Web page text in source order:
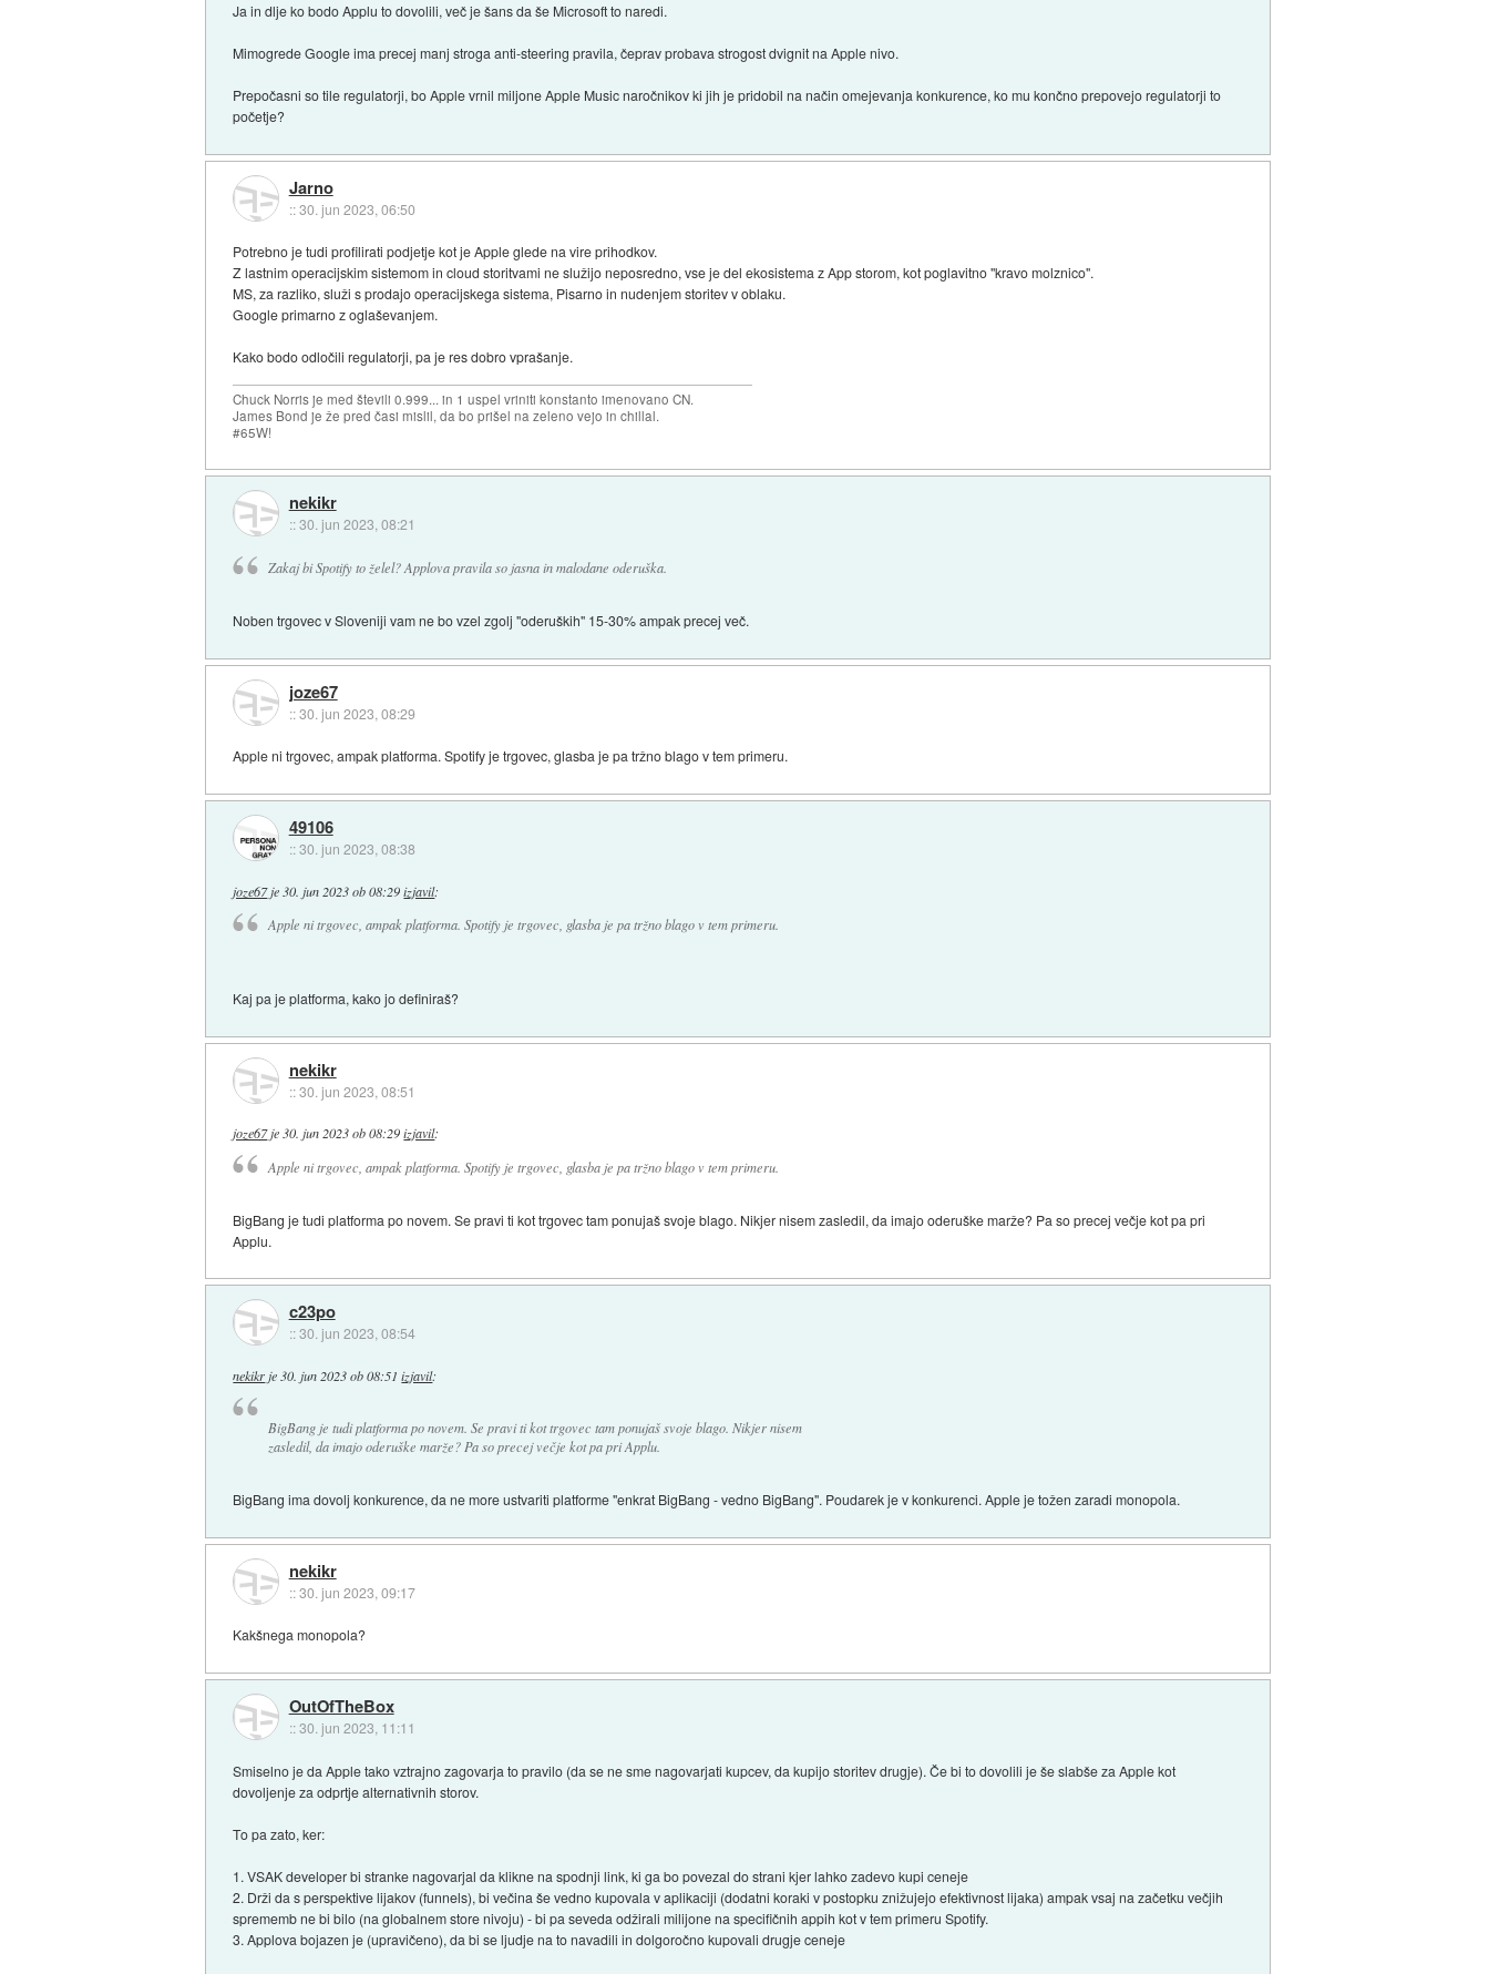
Ja in dlje ko bodo Applu to dovolili, več je šans da še Microsoft to naredi.
Mimogrede Google ima precej manj stroga anti-steering pravila, čeprav probava strogost dvignit na Apple nivo.
Prepočasni so tile regulatorji, bo Apple vrnil miljone Apple Music naročnikov ki jih je pridobil na način omejevanja konkurence, ko mu končno prepovejo regulatorji to
početje?
Jarno
::30. jun 2023, 06:50
Potrebno je tudi profilirati podjetje kot je Apple glede na vire prihodkov.
Z lastnim operacijskim sistemom in cloud storitvami ne služijo neposredno, vse je del ekosistema z App storom, kot poglavitno "kravo molznico".
MS, za razliko, služi s prodajo operacijskega sistema, Pisarno in nudenjem storitev v oblaku.
Google primarno z oglaševanjem.
Kako bodo odločili regulatorji, pa je res dobro vprašanje.
Chuck Norris je med števili 0.999... in 1 uspel vriniti konstanto imenovano CN.
James Bond je že pred časi mislil, da bo prišel na zeleno vejo in chillal.
#65W!
nekikr
::30. jun 2023, 08:21
Zakaj bi Spotify to želel? Applova pravila so jasna in malodane oderuška.
Noben trgovec v Sloveniji vam ne bo vzel zgolj "oderuških" 15-30% ampak precej več.
joze67
::30. jun 2023, 08:29
Apple ni trgovec, ampak platforma. Spotify je trgovec, glasba je pa tržno blago v tem primeru.
49106
::30. jun 2023, 08:38
joze67je 30. jun 2023 ob 08:29 izjavil:
Apple ni trgovec, ampak platforma. Spotify je trgovec, glasba je pa tržno blago v tem primeru.
Kaj pa je platforma, kako jo definiraš?
nekikr
::30. jun 2023, 08:51
joze67je30. jun 2023 ob 08:29 izjavil:
Apple ni trgovec, ampak platforma. Spotify je trgovec, glasba je pa tržno blago v tem primeru.
BigBang je tudi platforma po novem. Se pravi ti kot trgovec tam ponujaš svoje blago. Nikjer nisem zasledil, da imajo oderuške marže? Pa so precej večje kot pa pri
Applu.
c23po
::30. jun 2023, 08:54
nekikr je 30. jun 2023 ob 08:51 izjavil:
BigBang je tudi platforma po novem. Se pravi ti kot trgovec tam ponujaš svoje blago. Nikjer nisem
zasledil, da imajo oderuške marže? Pa so precej večje kot pa pri Applu.
BigBang ima dovolj konkurence, da ne more ustvariti platforme "enkrat BigBang - vedno BigBang". Poudarek je v konkurenci. Apple je tožen zaradi monopola.
nekikr
::30. jun 2023, 09:17
Kakšnega monopola?
OutOfTheBox
::30. jun 2023, 11:11
Smiselno je da Apple tako vztrajno zagovarja to pravilo (da se ne sme nagovarjati kupcev, da kupijo storitev drugje). Če bi to dovolili je še slabše za Apple kot
dovoljenje za odprtje alternativnih storov.
To pa zato, ker:
1. VSAK developer bi stranke nagovarjal da klikne na spodnji link, ki ga bo povezal do strani kjer lahko zadevo kupi ceneje
2. Drži da s perspektive lijakov (funnels), bi večina še vedno kupovala v aplikaciji (dodatni koraki v postopku znižujejo efektivnost lijaka) ampak vsaj na začetku večjih
sprememb ne bi bilo (na globalnem store nivoju) - bi pa seveda odžirali milijone na specifičnih appih kot v tem primeru Spotify.
3. Applova bojazen je (upravičeno), da bi se ljudje na to navadili in dolgoročno kupovali drugje ceneje